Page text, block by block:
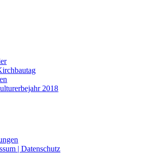
2018
| Datenschutz